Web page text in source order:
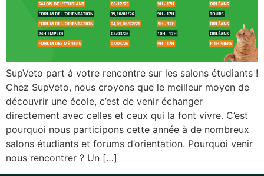
SupVeto part à votre rencontre sur les salons étudiants !
Chez SupVeto, nous croyons que le meilleur moyen de
découvrir une école, c’est de venir échanger
directement avec celles et ceux qui la font vivre. C’est
pourquoi nous participons cette année à de nombreux
salons étudiants et forums d’orientation. Pourquoi venir
nous rencontrer ? Un […]